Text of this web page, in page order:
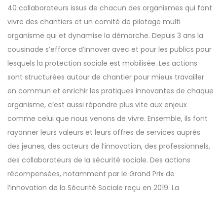
40 collaborateurs issus de chacun des organismes qui font
vivre des chantiers et un comité de pilotage multi
organisme qui et dynamise la démarche. Depuis 3 ans la
cousinade s’efforce d’innover avec et pour les publics pour
lesquels la protection sociale est mobilisée. Les actions
sont structurées autour de chantier pour mieux travailler
en commun et enrichir les pratiques innovantes de chaque
organisme, c’est aussi répondre plus vite aux enjeux
comme celui que nous venons de vivre. Ensemble, ils font
rayonner leurs valeurs et leurs offres de services auprès
des jeunes, des acteurs de l’innovation, des professionnels,
des collaborateurs de la sécurité sociale. Des actions
récompensées, notamment par le Grand Prix de
l’innovation de la Sécurité Sociale reçu en 2019. La